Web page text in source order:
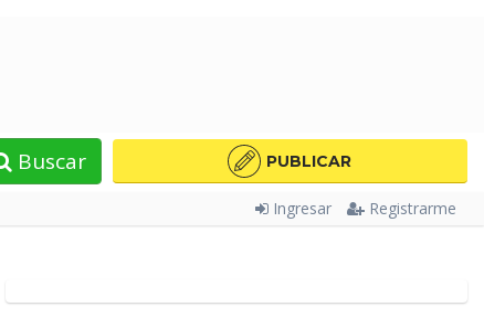
Buscar PUBLICAR
Ingresar Registrarme